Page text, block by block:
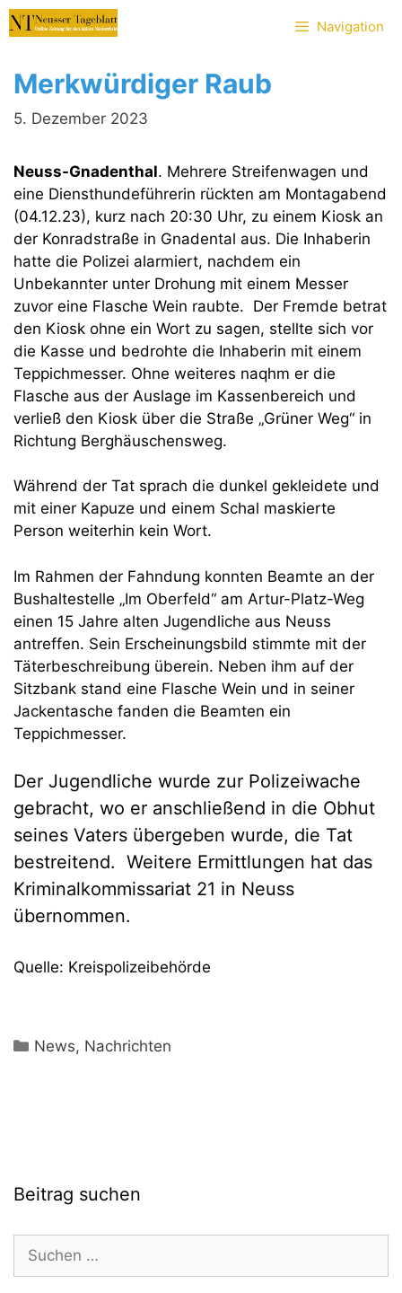
Zum
Inhalt
Navigation
Merkwürdiger Raub
5. Dezember 2023
Neuss-Gnadenthal. Mehrere Streifenwagen und
eine Diensthundeführerin rückten am Montagabend
(04.12.23), kurz nach 20:30 Uhr, zu einem Kiosk an
der Konradstraße in Gnadental aus. Die Inhaberin
hatte die Polizei alarmiert, nachdem ein
Unbekannter unter Drohung mit einem Messer
zuvor eine Flasche Wein raubte. Der Fremde betrat
den Kiosk ohne ein Wort zu sagen, stellte sich vor
die Kasse und bedrohte die Inhaberin mit einem
Teppichmesser. Ohne weiteres naqhm er die
Flasche aus der Auslage im Kassenbereich und
verließ den Kiosk über die Straße „Grüner Weg“ in
Richtung Berghäuschensweg.
Während der Tat sprach die dunkel gekleidete und
mit einer Kapuze und einem Schal maskierte
Person weiterhin kein Wort.
Im Rahmen der Fahndung konnten Beamte an der
Bushaltestelle „Im Oberfeld“ am Artur-Platz-Weg
einen 15 Jahre alten Jugendliche aus Neuss
antreffen. Sein Erscheinungsbild stimmte mit der
Täterbeschreibung überein. Neben ihm auf der
Sitzbank stand eine Flasche Wein und in seiner
Jackentasche fanden die Beamten ein
Teppichmesser.
Der Jugendliche wurde zur Polizeiwache
gebracht, wo er anschließend in die Obhut
seines Vaters übergeben wurde, die Tat
bestreitend. Weitere Ermittlungen hat das
Kriminalkommissariat 21 in Neuss
übernommen.
Quelle: Kreispolizeibehörde
Kategorien
News, Nachrichten
Beitrag suchen
nach: